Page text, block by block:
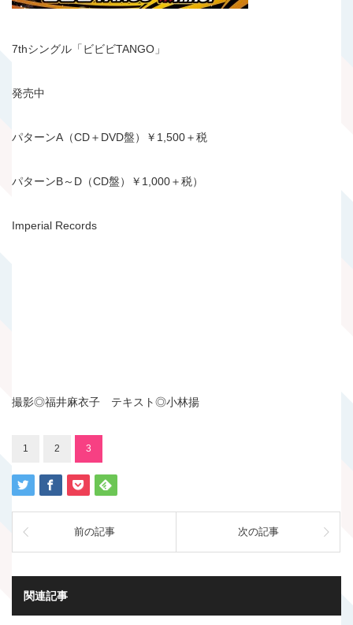
7thシングル「ビビビTANGO」
発売中
パターンA（CD＋DVD盤）￥1,500＋税
パターンB～D（CD盤）￥1,000＋税）
Imperial Records
撮影◎福井麻衣子 テキスト◎小林揚
1 2 3
前の記事 次の記事
関連記事